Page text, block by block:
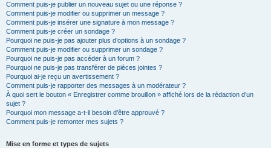
Comment puis-je publier un nouveau sujet ou une réponse ?
Comment puis-je modifier ou supprimer un message ?
Comment puis-je insérer une signature à mon message ?
Comment puis-je créer un sondage ?
Pourquoi ne puis-je pas ajouter plus d’options à un sondage ?
Comment puis-je modifier ou supprimer un sondage ?
Pourquoi ne puis-je pas accéder à un forum ?
Pourquoi ne puis-je pas transférer de pièces jointes ?
Pourquoi ai-je reçu un avertissement ?
Comment puis-je rapporter des messages à un modérateur ?
À quoi sert le bouton « Enregistrer comme brouillon » affiché lors de la rédaction d’un
sujet ?
Pourquoi mon message a-t-il besoin d’être approuvé ?
Comment puis-je remonter mes sujets ?
Mise en forme et types de sujets